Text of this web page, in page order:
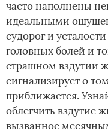
часто наполнены
идеальными
судорог и
головных болей и
страшном вздутии
сигнализирует о
приближается.
облегчить вздутие
вызванное